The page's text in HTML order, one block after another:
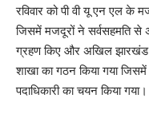
रविवार को पी वी यू एन एल के
जिसमें मजदूरों ने सर्वसहमति
ग्रहण किए और अखिल झारखंड
शाखा का गठन किया गया जिसमें
पदाधिकारी का चयन किया गया।